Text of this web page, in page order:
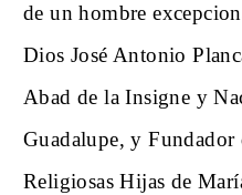
de un hombre
Dios José Antonio
Abad de la Insigne y
Guadalupe, y Fundador
Religiosas Hijas de